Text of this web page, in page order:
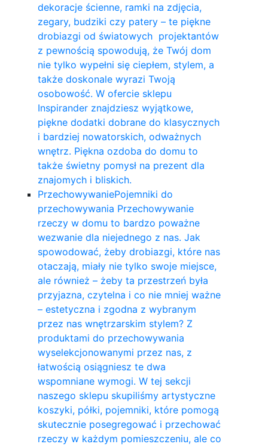
dekoracje ścienne, ramki na zdjęcia,
zegary, budziki czy patery – te piękne
drobiazgi od światowych projektantów
z pewnością spowodują, że Twój dom
nie tylko wypełni się ciepłem, stylem, a
także doskonale wyrazi Twoją
osobowość. W ofercie sklepu
Inspirander znajdziesz wyjątkowe,
piękne dodatki dobrane do klasycznych
i bardziej nowatorskich, odważnych
wnętrz. Piękna ozdoba do domu to
także świetny pomysł na prezent dla
znajomych i bliskich.
PrzechowywaniePojemniki do
przechowywania Przechowywanie
rzeczy w domu to bardzo poważne
wezwanie dla niejednego z nas. Jak
spowodować, żeby drobiazgi, które nas
otaczają, miały nie tylko swoje miejsce,
ale również – żeby ta przestrzeń była
przyjazna, czytelna i co nie mniej ważne
– estetyczna i zgodna z wybranym
przez nas wnętrzarskim stylem? Z
produktami do przechowywania
wyselekcjonowanymi przez nas, z
łatwością osiągniesz te dwa
wspomniane wymogi. W tej sekcji
naszego sklepu skupiliśmy artystyczne
koszyki, półki, pojemniki, które pomogą
skutecznie posegregować i przechować
rzeczy w każdym pomieszczeniu, ale co